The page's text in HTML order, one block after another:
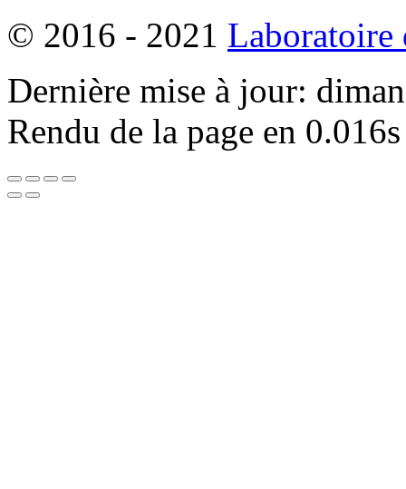
© 2016 - 2021 Laboratoire
Dernière mise à jour:
Rendu de la page en 0.016s